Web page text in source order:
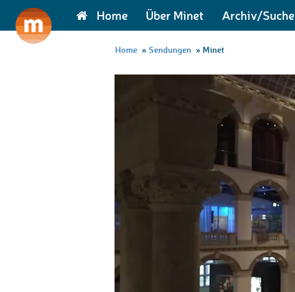
Home Über Minet Archiv/Suche
Home » Sendungen » Minet